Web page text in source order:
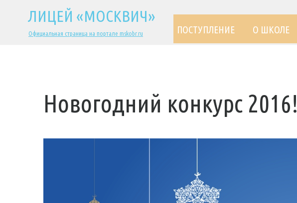
ЛИЦЕЙ «МОСКВИЧ»
Официальная страница на портале mskobr.ru ПОСТУПЛЕНИЕ О ШКОЛЕ
Новогодний конкурс 2016!